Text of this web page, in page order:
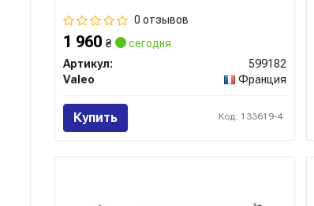
0 отзывов
1 960 ₴
сегодня
Артикул:
599182
Valeo
Франция
Купить Код: 133619-4